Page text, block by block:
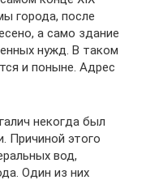
города, после
а само здание
нужд. В таком
и поныне. Адрес
некогда был
Причиной этого
вод,
Один из них